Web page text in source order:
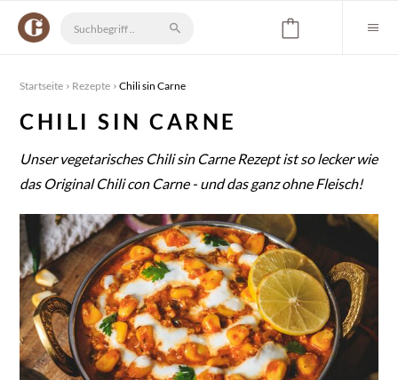
Startseite Rezepte Chili sin Carne
CHILI SIN CARNE
Unser vegetarisches Chili sin Carne Rezept ist so lecker wie
das Original Chili con Carne - und das ganz ohne Fleisch!